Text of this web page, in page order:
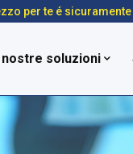
per te é
nostre soluzioni